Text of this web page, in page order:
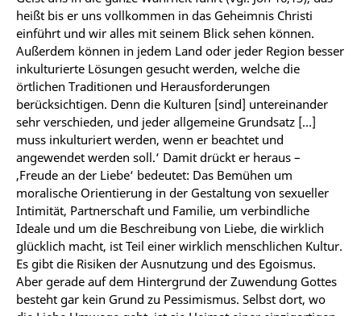
heißt bis er uns vollkommen in das Geheimnis Christi
einführt und wir alles mit seinem Blick sehen können.
Außerdem können in jedem Land oder jeder Region besser
inkulturierte Lösungen gesucht werden, welche die
örtlichen Traditionen und Herausforderungen
berücksichtigen. Denn die Kulturen [sind] untereinander
sehr verschieden, und jeder allgemeine Grundsatz […]
muss inkulturiert werden, wenn er beachtet und
angewendet werden soll.‘ Damit drückt er heraus –
‚Freude an der Liebe‘ bedeutet: Das Bemühen um
moralische Orientierung in der Gestaltung von sexueller
Intimität, Partnerschaft und Familie, um verbindliche
Ideale und um die Beschreibung von Liebe, die wirklich
glücklich macht, ist Teil einer wirklich menschlichen Kultur.
Es gibt die Risiken der Ausnutzung und des Egoismus.
Aber gerade auf dem Hintergrund der Zuwendung Gottes
besteht gar kein Grund zu Pessimismus. Selbst dort, wo